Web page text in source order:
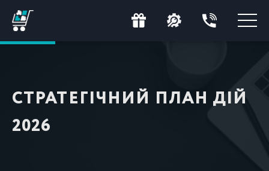
СТРАТЕГІЧНИЙ ПЛАН ДІЙ
2026